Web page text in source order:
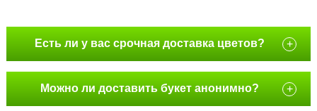
Есть ли у вас срочная доставка цветов? +
Можно ли доставить букет анонимно? +